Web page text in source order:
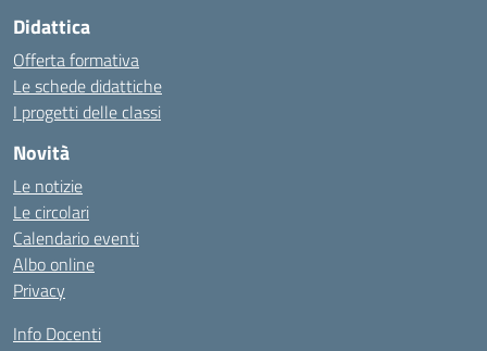
Didattica
Offerta formativa
Le schede didattiche
I progetti delle classi
Novità
Le notizie
Le circolari
Calendario eventi
Albo online
Privacy
Info Docenti